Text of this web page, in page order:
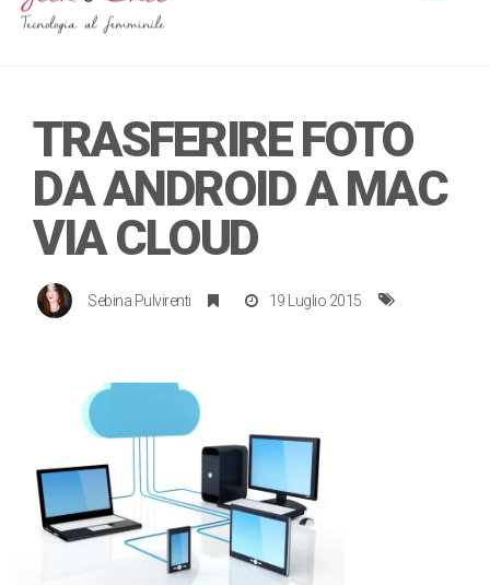
TRASFERIRE FOTO
DA ANDROID A MAC
VIA CLOUD
Sebina Pulvirenti 19 Luglio 2015